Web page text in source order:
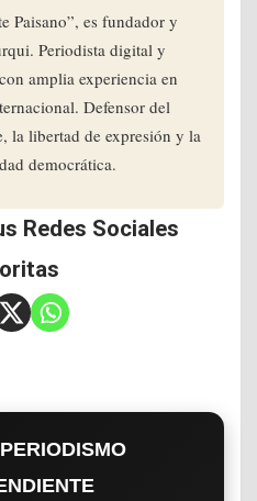
Paisano”, es fundador y
Periodista digital y
amplia experiencia en
Defensor del
la libertad de expresión y la
democrática.
Redes Sociales